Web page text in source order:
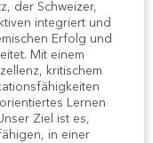
der Schweizer,
integriert und
Erfolg und
Mit einem
kritischem
Lernen
Ziel ist es,
in einer